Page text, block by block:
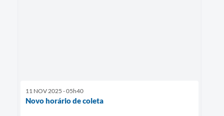
11 NOV 2025 - 05h40
Novo horário de coleta